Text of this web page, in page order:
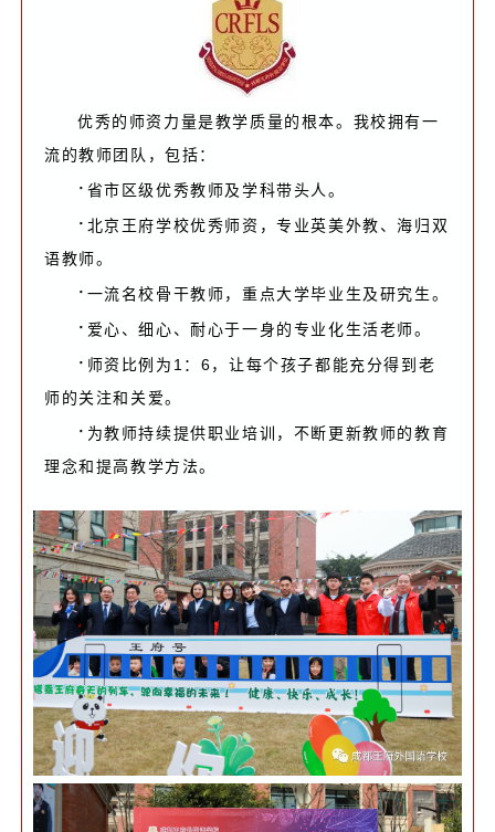
优秀的师资力量是教学质量的根本。我校拥有一
流的教师团队，包括：
· 省市区级优秀教师及学科带头人。
· 北京王府学校优秀师资，专业英美外教、海归双
语教师。
· 一流名校骨干教师，重点大学毕业生及研究生。
· 爱心、细心、耐心于一身的专业化生活老师。
· 师资比例为1：6，让每个孩子都能充分得到老
师的关注和关爱。
· 为教师持续提供职业培训，不断更新教师的教育
理念和提高教学方法。